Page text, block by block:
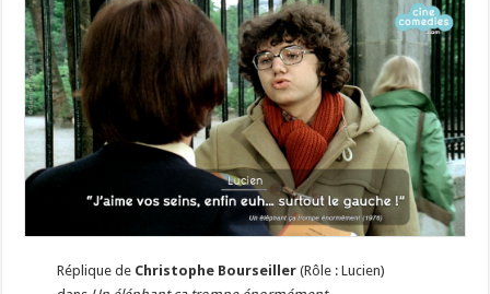
Réplique de Christophe Bourseiller (Rôle : Lucien)